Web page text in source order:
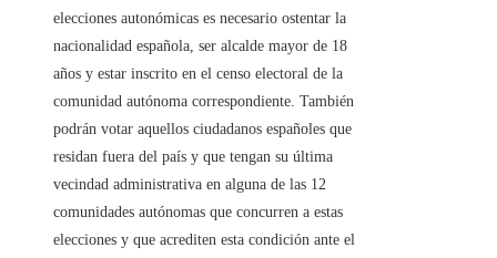
elecciones autonómicas es necesario ostentar la
nacionalidad española, ser alcalde mayor de 18
años y estar inscrito en el censo electoral de la
comunidad autónoma correspondiente. También
podrán votar aquellos ciudadanos españoles que
residan fuera del país y que tengan su última
vecindad administrativa en alguna de las 12
comunidades autónomas que concurren a estas
elecciones y que acrediten esta condición ante el